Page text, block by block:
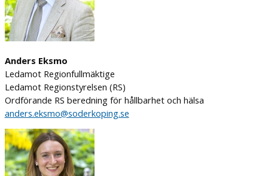
Anders Eksmo
Ledamot Regionfullmäktige
Ledamot Regionstyrelsen (RS)
Ordförande RS beredning för hållbarhet och hälsa
anders.eksmo@soderkoping.se